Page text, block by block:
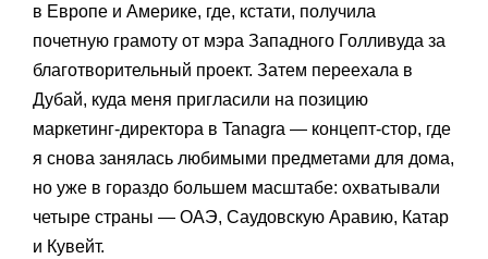
в Европе и Америке, где, кстати, получила
почетную грамоту от мэра Западного Голливуда за
благотворительный проект. Затем переехала в
Дубай, куда меня пригласили на позицию
маркетинг-директора в Tanagra — концепт-стор, где
я снова занялась любимыми предметами для дома,
но уже в гораздо большем масштабе: охватывали
четыре страны — ОАЭ, Саудовскую Аравию, Катар
и Кувейт.